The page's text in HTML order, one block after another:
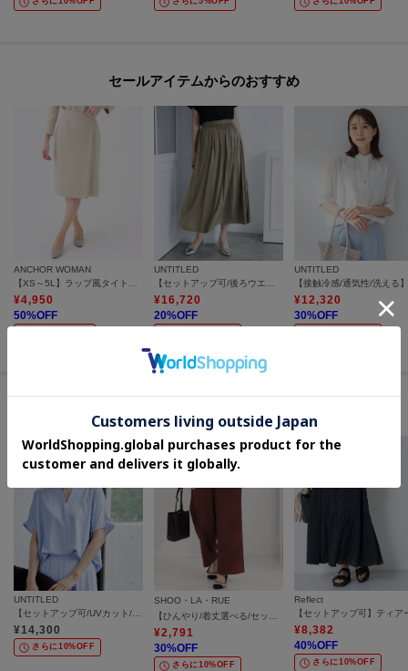
セールアイテムからのおすすめ
ANCHOR WOMAN
¥4,950
50%OFF
UNTITLED
¥16,720
20%OFF
UNTITLED
¥12,320
30%OFF
UNTITLED
【セットアップ可/UVカット/接触冷感/UVカット】リラクシーキーVネックブラウス
¥14,300
さらに10%OFF
SHOO・LA・RUE
【ひんやり/着丈選べる/セットアップ可】洗濯後しわになりにくい とろみワイドパンツ
¥2,791
30%OFF
さらに10%OFF
Reflect
¥8,382
40%OFF
さらに10%OFF